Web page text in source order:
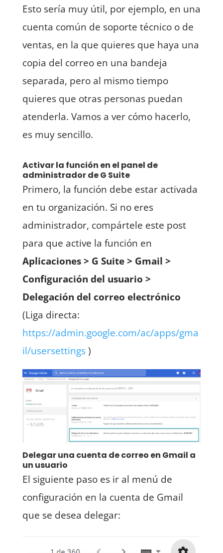
Esto sería muy útil, por ejemplo, en una
cuenta común de soporte técnico o de
ventas, en la que quieres que haya una
copia del correo en una bandeja
separada, pero al mismo tiempo
quieres que otras personas puedan
atenderla. Vamos a ver cómo hacerlo,
es muy sencillo.
Activar la función en el panel de
administrador de G Suite
Primero, la función debe estar activada
en tu organización. Si no eres
administrador, compártele este post
para que active la función en
Aplicaciones > G Suite > Gmail >
Configuración del usuario >
Delegación del correo electrónico
(Liga directa:
https://admin.google.com/ac/apps/gma
il/usersettings)
Delegar una cuenta de correo en Gmail a
un usuario
El siguiente paso es ir al menú de
configuración en la cuenta de Gmail
que se desea delegar: